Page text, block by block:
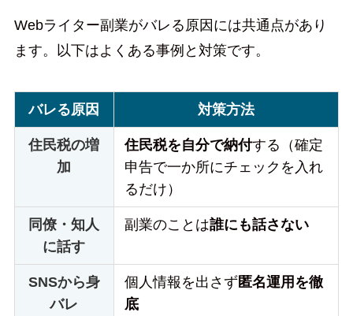
Webライター副業がバレる原因には共通点があり
ます。以下はよくある事例と対策です。
バレる原因 対策方法
住民税の増
加
住民税を自分で納付する（確定
申告で一か所にチェックを入れ
るだけ）
同僚・知人
に話す
副業のことは誰にも話さない
SNSから身
バレ
個人情報を出さず匿名運用を徹
底